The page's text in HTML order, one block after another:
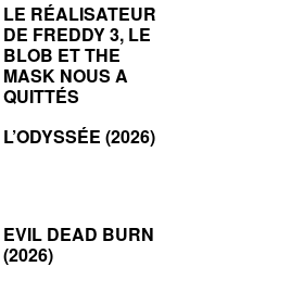
LE RÉALISATEUR
DE FREDDY 3, LE
BLOB ET THE
MASK NOUS A
QUITTÉS
L’ODYSSÉE (2026)
EVIL DEAD BURN
(2026)